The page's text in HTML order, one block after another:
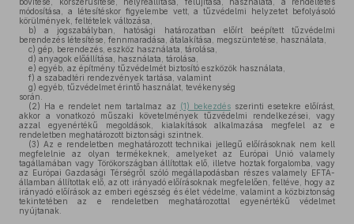
módosítása, a létesítéskor figyelembe vett, a tűzvédelmi helyzetet befolyásoló
körülmények, feltételek változása,
b) a jogszabályban, hatósági határozatban előírt beépített tűzvédelmi
berendezés létesítése, fennmaradása, átalakítása, megszüntetése, használata,
c) gép, berendezés, eszköz használata, tárolása,
d) anyagok előállítása, használata, tárolása,
e) egyéb, az építmény tűzvédelmét biztosító eszközök használata,
f) a szabadtéri rendezvények tartása, valamint
g) egyéb, tűzvédelmet érintő használat, tevékenység
során.
(2) Ha e rendelet nem tartalmaz az (1) bekezdésszerinti esetekre előírást,
akkor a vonatkozó műszaki követelmények tűzvédelmi rendelkezései, vagy
azzal egyenértékű megoldások, kialakítások alkalmazása megfelel az e
rendeletben meghatározott biztonsági szintnek.
(3) Az e rendeletben meghatározott technikai jellegű előírásoknak nem kell
megfelelnie az olyan termékeknek, amelyeket az Európai Unió valamely
tagállamában vagy Törökországban állítottak elő, illetve hoztak forgalomba, vagy
az Európai Gazdasági Térségről szóló megállapodásban részes valamely EFTA-
államban állítottak elő, az ott irányadó előírásoknak megfelelően, feltéve, hogy az
irányadó előírások az emberi egészség és élet védelme, valamint a közbiztonság
tekintetében az e rendeletben meghatározottal egyenértékű védelmet
nyújtanak.